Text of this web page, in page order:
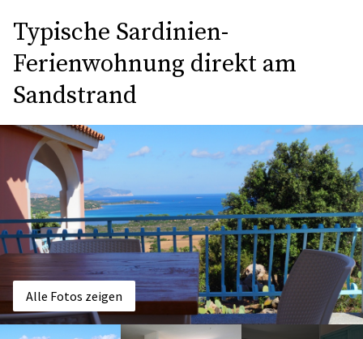
Typische Sardinien-
Ferienwohnung direkt am
Sandstrand
Alle Fotos zeigen